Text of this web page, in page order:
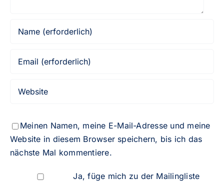
Meinen Namen, meine E-Mail-Adresse und meine
Website in diesem Browser speichern, bis ich das
nächste Mal kommentiere.
Ja, füge mich zu der Mailingliste